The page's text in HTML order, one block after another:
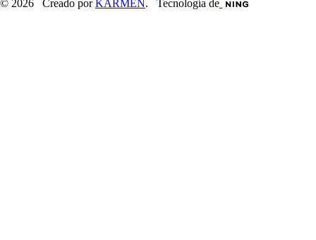
© 2026 Creado por KARMEN . Tecnología de